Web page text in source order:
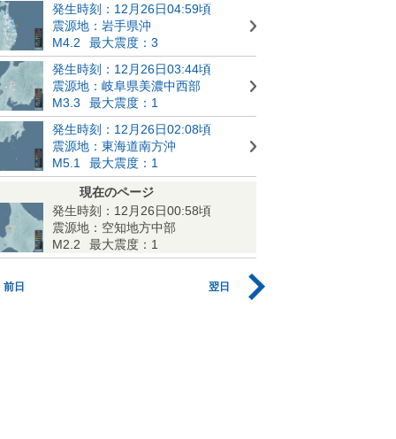
発生時刻：12月26日04:59頃
震源地：岩手県沖
M4.2
最大震度：3
発生時刻：12月26日03:44頃
震源地：岐阜県美濃中西部
M3.3
最大震度：1
発生時刻：12月26日02:08頃
震源地：東海道南方沖
M5.1
最大震度：1
現在のページ
発生時刻：12月26日00:58頃
震源地：空知地方中部
M2.2
最大震度：1
前日 翌日